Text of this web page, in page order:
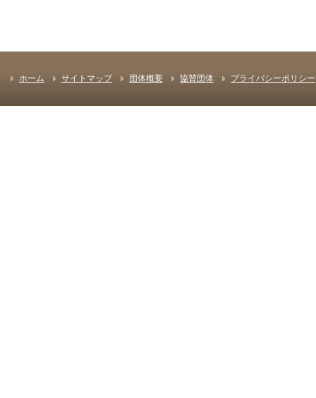
ホーム サイトマップ 団体概要 協賛団体 プライバシーポリシー